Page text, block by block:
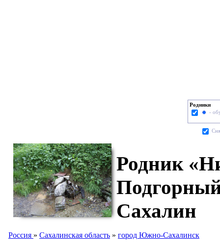
Родники
-
Родник
Сахалин
Россия » Сахалинская область » город Южно-Сахалинск